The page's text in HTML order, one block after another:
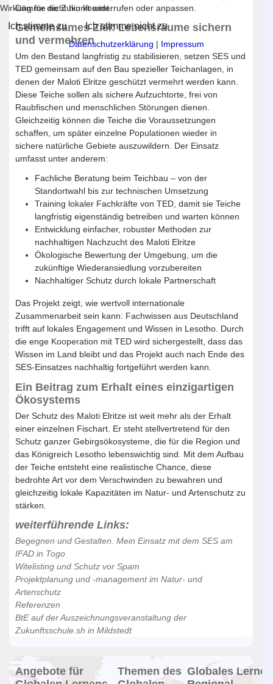
Dämme nicht hin kommt.
Gemeinsames Ziel: Lebensräume sichern
und vermehren
Um den Bestand langfristig zu stabilisieren, setzen SES und
TED gemeinsam auf den Bau spezieller Teichanlagen, in
denen der Maloti Elritze geschützt vermehrt werden kann.
Diese Teiche sollen als sichere Aufzuchtorte, frei von
Raubfischen und menschlichen Störungen dienen.
Gleichzeitig können die Teiche die Voraussetzungen
schaffen, um später einzelne Populationen wieder in
sichere natürliche Gebiete auszuwildern. Der Einsatz
umfasst unter anderem:
Fachliche Beratung beim Teichbau – von der
Standortwahl bis zur technischen Umsetzung
Training lokaler Fachkräfte von TED, damit sie Teiche
langfristig eigenständig betreiben und warten können
Entwicklung einfacher, robuster Methoden zur
nachhaltigen Nachzucht des Maloti Elritze
Ökologische Bewertung der Umgebung, um die
zukünftige Wiederansiedlung vorzubereiten
Nachhaltiger Schutz durch lokale Partnerschaft
Das Projekt zeigt, wie wertvoll internationale
Zusammenarbeit sein kann: Fachwissen aus Deutschland
trifft auf lokales Engagement und Wissen in Lesotho. Durch
die enge Kooperation mit TED wird sichergestellt, dass das
Wissen im Land bleibt und das Projekt auch nach Ende des
SES-Einsatzes nachhaltig fortgeführt werden kann.
Ein Beitrag zum Erhalt eines einzigartigen
Ökosystems
Der Schutz des Maloti Elritze ist weit mehr als der Erhalt
einer einzelnen Fischart. Er steht stellvertretend für den
Schutz ganzer Gebirgsökosysteme, die für die Region und
das Königreich Lesotho lebenswichtig sind. Mit dem Aufbau
der Teiche entsteht eine realistische Chance, diese
bedrohte Art vor dem Verschwinden zu bewahren und
gleichzeitig lokale Kapazitäten im Natur- und Artenschutz zu
stärken.
weiterführende Links:
Begegnen und Gestalten. Mein Einsatz mit dem SES am
IFAD in Togo
Witelisting und Schutz vor Spam
Projektplanung und -management im Natur- und
Artenschutz
Referenzen
BtE auf der Auszeichnungsveranstaltung der
Zukunftsschule.sh in Mildstedt
Angebote für
Themen des Globales Lernen
Wirkung für die Zukunft widerrufen oder anpassen.
Ich stimme zu Ich stimme nicht zu
Datenschutzerklärung | Impressum